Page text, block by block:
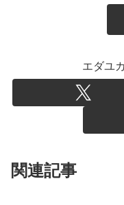
エダユ
関連記事